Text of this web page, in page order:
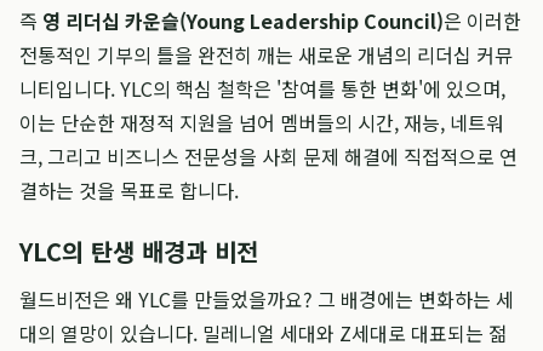
즉 영 리더십 카운슬(Young Leadership Council)은 이러한
전통적인 기부의 틀을 완전히 깨는 새로운 개념의 리더십 커뮤
니티입니다. YLC의 핵심 철학은 '참여를 통한 변화'에 있으며,
이는 단순한 재정적 지원을 넘어 멤버들의 시간, 재능, 네트워
크, 그리고 비즈니스 전문성을 사회 문제 해결에 직접적으로 연
결하는 것을 목표로 합니다.
YLC의 탄생 배경과 비전
월드비전은 왜 YLC를 만들었을까요? 그 배경에는 변화하는 세
대의 열망이 있습니다. 밀레니얼 세대와 Z세대로 대표되는 젊